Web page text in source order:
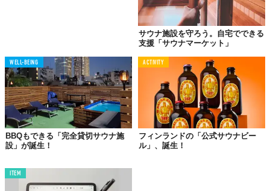
日本サウナ学会のHPにて紹介している。
以下の33の施設が、日本サウナ学会の『サウナ・温浴施設のため
の新型コロナウイルス感染防止ガイドライン』に準拠した新型コ
ロナウイルス感染症対策セミナーを受講し、新型コロナウイルス
感染症対策を積極的におこなう温浴・サウナ施設。ぜひ、利用時
の参考にしてほしい」
【北海道・東北】
北海道ふとみ銘泉万葉の湯：
https://youtu.be/scOGW6ydT2k
サウナ施設を守ろう。自宅でできる
支援「サウナマーケット」
WELL-BEING
BBQもできる「完全貸切サウナ施
設」が誕生！
ACTIVITY
フィンランドの「公式サウナビー
ル」、誕生！
ITEM